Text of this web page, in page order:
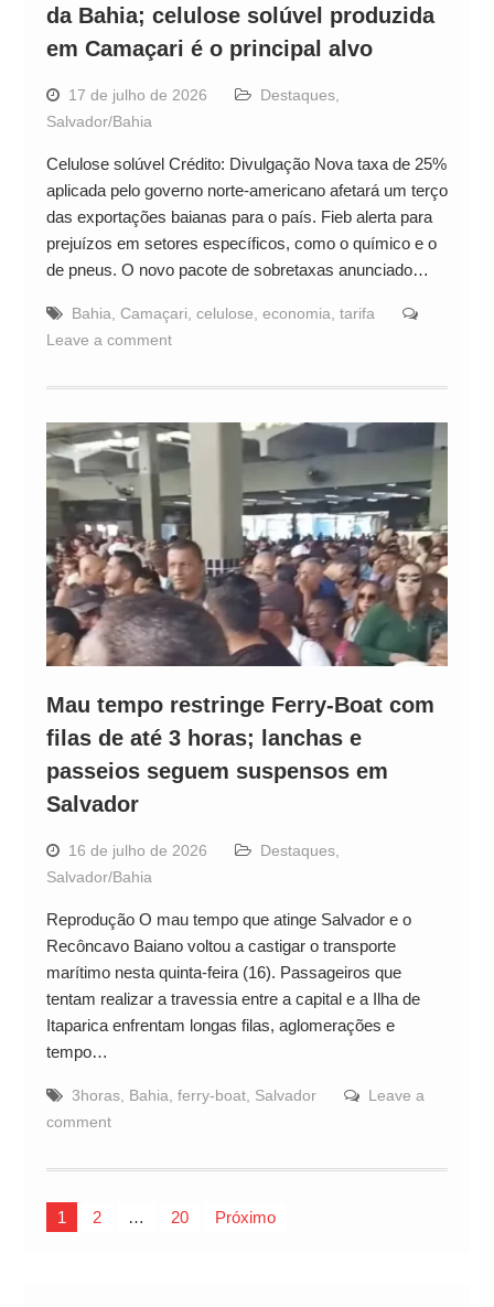
da Bahia; celulose solúvel produzida
em Camaçari é o principal alvo
17 de julho de 2026 Destaques,
Salvador/Bahia
Celulose solúvel Crédito: Divulgação Nova taxa de 25%
aplicada pelo governo norte-americano afetará um terço
das exportações baianas para o país. Fieb alerta para
prejuízos em setores específicos, como o químico e o
de pneus. O novo pacote de sobretaxas anunciado…
Bahia Camaçari celulose economia tarifa
Leave a comment
Mau tempo restringe Ferry-Boat com
filas de até 3 horas; lanchas e
passeios seguem suspensos em
Salvador
16 de julho de 2026 Destaques,
Salvador/Bahia
Reprodução O mau tempo que atinge Salvador e o
Recôncavo Baiano voltou a castigar o transporte
marítimo nesta quinta-feira (16). Passageiros que
tentam realizar a travessia entre a capital e a Ilha de
Itaparica enfrentam longas filas, aglomerações e
tempo…
3horas, Bahia ferry-boat, Salvador
Leave a
comment
Paginação
1 2 … 20 Próximo